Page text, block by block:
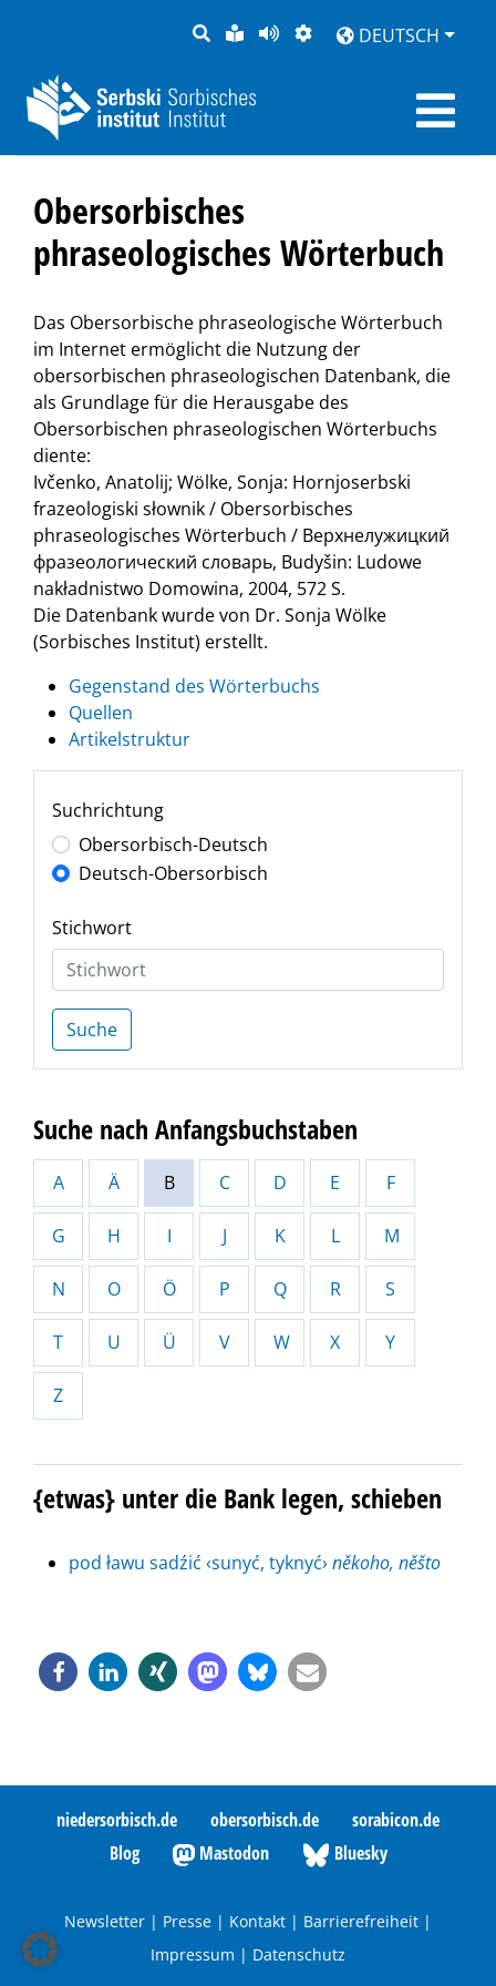
SUCHELEICHTE
SPRACHE
SEITEDARSTELLUNG
DEUTSCH
Obersorbisches
phraseologisches Wörterbuch
Das Obersorbische phraseologische Wörterbuch
im Internet ermöglicht die Nutzung der
obersorbischen phraseologischen Datenbank, die
als Grundlage für die Herausgabe des
Obersorbischen phraseologischen Wörterbuchs
diente:
Ivčenko, Anatolij; Wölke, Sonja: Hornjoserbski
frazeologiski słownik / Obersorbisches
phraseologisches Wörterbuch / Верхнелужицкий
фразеологический словарь, Budyšin: Ludowe
nakładnistwo Domowina, 2004, 572 S.
Die Datenbank wurde von Dr. Sonja Wölke
(Sorbisches Institut) erstellt.
Gegenstand des Wörterbuchs
Quellen
Artikelstruktur
Suchrichtung
Obersorbisch-Deutsch
Deutsch-Obersorbisch
Stichwort
Suche
Suche nach Anfangsbuchstaben
A Ä B C D E F
G H I J K L M
N O Ö P Q R S
T U Ü V W X Y
Z
{etwas} unter die Bank legen, schieben
pod ławu sadźić ‹sunyć, tyknyć› někoho, něšto
niedersorbisch.de obersorbisch.de
sorabicon.de
Blog
Mastodon Bluesky
Newsletter | Presse | Kontakt | Barrierefreiheit |
Impressum | Datenschutz